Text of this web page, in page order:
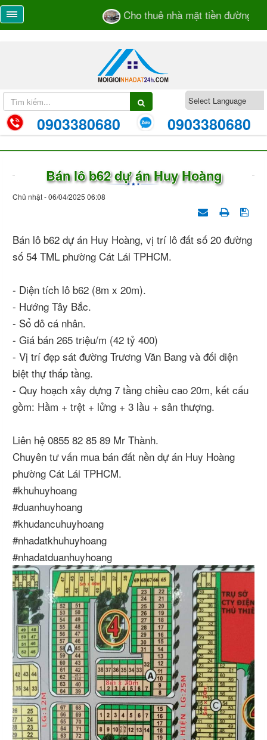
Cho thuê nhà mặt tiền đường
0903380680 0903380680
Bán lô b62 dự án Huy Hoàng
Chủ nhật - 06/04/2025 06:08
Bán lô b62 dự án Huy Hoàng, vị trí lô đất số 20 đường
số 54 TML phường Cát Lái TPHCM.
- Diện tích lô b62 (8m x 20m).
- Hướng Tây Bắc.
- Sổ đỏ cá nhân.
- Giá bán 265 triệu/m (42 tỷ 400)
- Vị trí đẹp sát đường Trương Văn Bang và đối diện
biệt thự thấp tầng.
- Quy hoạch xây dựng 7 tầng chiều cao 20m, kết cấu
gồm: Hầm + trệt + lửng + 3 lầu + sân thượng.
Liên hệ 0855 82 85 89 Mr Thành.
Chuyên tư vấn mua bán đất nền dự án Huy Hoàng
phường Cát Lái TPHCM.
#khuhuyhoang
#duanhuyhoang
#khudancuhuyhoang
#nhadatkhuhuyhoang
#nhadatduanhuyhoang